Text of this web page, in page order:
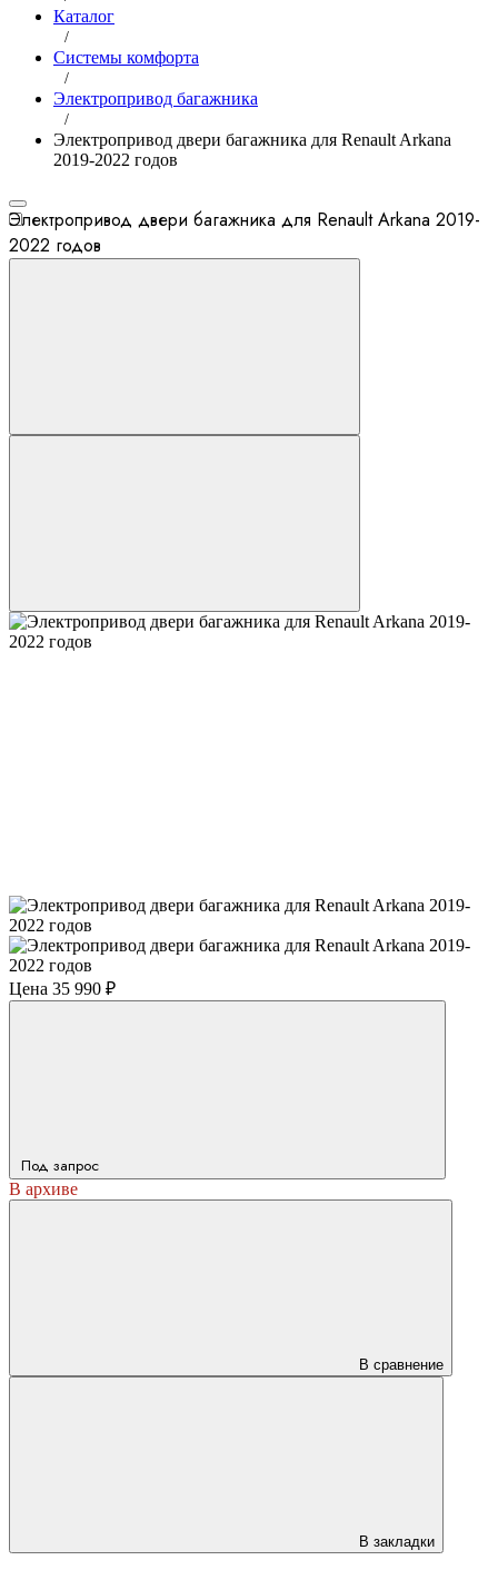
Каталог
/
Системы комфорта
/
Электропривод багажника
/
Электропривод двери багажника для Renault Arkana
2019-2022 годов
Электропривод двери багажника для Renault Arkana 2019-
2022 годов
Цена 35 990 ₽
Под запрос
В архиве
В сравнение
В закладки